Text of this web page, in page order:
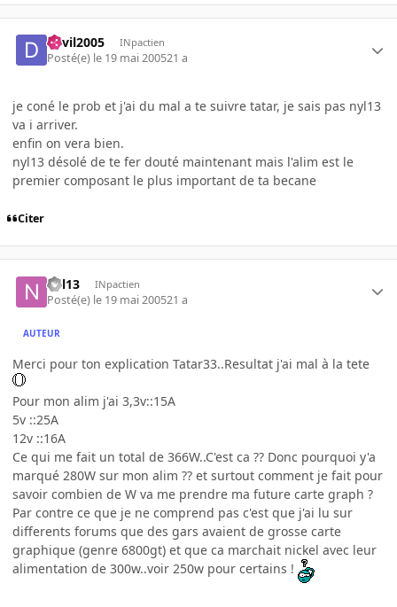
devil2005 INpactien
Posté(e) le 19 mai 200521 a
je coné le prob et j'ai du mal a te suivre tatar, je sais pas nyl13
va i arriver.
enfin on vera bien.
nyl13 désolé de te fer douté maintenant mais l'alim est le
premier composant le plus important de ta becane
Citer
nyl13 INpactien
Posté(e) le 19 mai 200521 a
AUTEUR
Merci pour ton explication Tatar33..Resultat j'ai mal à la tete
Pour mon alim j'ai 3,3v::15A
5v ::25A
12v ::16A
Ce qui me fait un total de 366W..C'est ca ?? Donc pourquoi y'a
marqué 280W sur mon alim ?? et surtout comment je fait pour
savoir combien de W va me prendre ma future carte graph ?
Par contre ce que je ne comprend pas c'est que j'ai lu sur
differents forums que des gars avaient de grosse carte
graphique (genre 6800gt) et que ca marchait nickel avec leur
alimentation de 300w..voir 250w pour certains !